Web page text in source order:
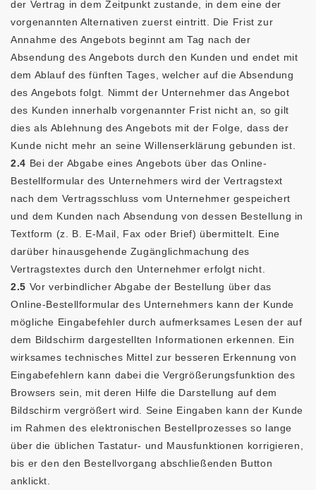
der Vertrag in dem Zeitpunkt zustande, in dem eine der
vorgenannten Alternativen zuerst eintritt. Die Frist zur
Annahme des Angebots beginnt am Tag nach der
Absendung des Angebots durch den Kunden und endet mit
dem Ablauf des fünften Tages, welcher auf die Absendung
des Angebots folgt. Nimmt der Unternehmer das Angebot
des Kunden innerhalb vorgenannter Frist nicht an, so gilt
dies als Ablehnung des Angebots mit der Folge, dass der
Kunde nicht mehr an seine Willenserklärung gebunden ist.
2.4 Bei der Abgabe eines Angebots über das Online-
Bestellformular des Unternehmers wird der Vertragstext
nach dem Vertragsschluss vom Unternehmer gespeichert
und dem Kunden nach Absendung von dessen Bestellung in
Textform (z. B. E-Mail, Fax oder Brief) übermittelt. Eine
darüber hinausgehende Zugänglichmachung des
Vertragstextes durch den Unternehmer erfolgt nicht.
2.5 Vor verbindlicher Abgabe der Bestellung über das
Online-Bestellformular des Unternehmers kann der Kunde
mögliche Eingabefehler durch aufmerksames Lesen der auf
dem Bildschirm dargestellten Informationen erkennen. Ein
wirksames technisches Mittel zur besseren Erkennung von
Eingabefehlern kann dabei die Vergrößerungsfunktion des
Browsers sein, mit deren Hilfe die Darstellung auf dem
Bildschirm vergrößert wird. Seine Eingaben kann der Kunde
im Rahmen des elektronischen Bestellprozesses so lange
über die üblichen Tastatur- und Mausfunktionen korrigieren,
bis er den den Bestellvorgang abschließenden Button
anklickt.